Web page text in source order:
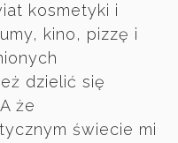
kosmetyki i
kino, pizzę i
dzielić się
że
świecie mi